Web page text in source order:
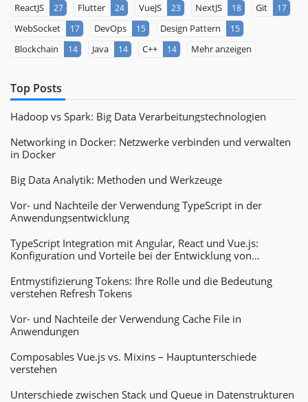
ReactJS 27 Flutter 24 VueJS 23 NextJS 18 Git 17
WebSocket 17 DevOps 15 Design Pattern 15
Blockchain 14 Java 14 C++ 14 Mehr anzeigen
Top Posts
Hadoop vs Spark: Big Data Verarbeitungstechnologien
Networking in Docker: Netzwerke verbinden und verwalten
in Docker
Big Data Analytik: Methoden und Werkzeuge
Vor- und Nachteile der Verwendung TypeScript in der
Anwendungsentwicklung
TypeScript Integration mit Angular, React und Vue.js:
Konfiguration und Vorteile bei der Entwicklung von
Entmystifizierung Tokens: Ihre Rolle und die Bedeutung
verstehen Refresh Tokens
Vor- und Nachteile der Verwendung Cache File in
Anwendungen
Composables Vue.js vs. Mixins – Hauptunterschiede
verstehen
Unterschiede zwischen Stack und Queue in Datenstrukturen